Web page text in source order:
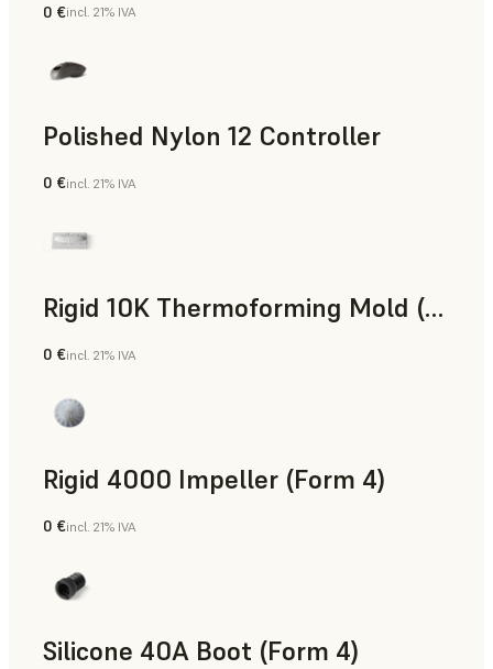
Odontología
0 €incl. 21% IVA
Polished Nylon 12 Controller
Polvo para SLS
0 €incl. 21% IVA
Rigid 10K Thermoforming Mold (Form 4)
Ingeniería
0 €incl. 21% IVA
Rigid 4000 Impeller (Form 4)
Ingeniería
0 €incl. 21% IVA
Silicone 40A Boot (Form 4)